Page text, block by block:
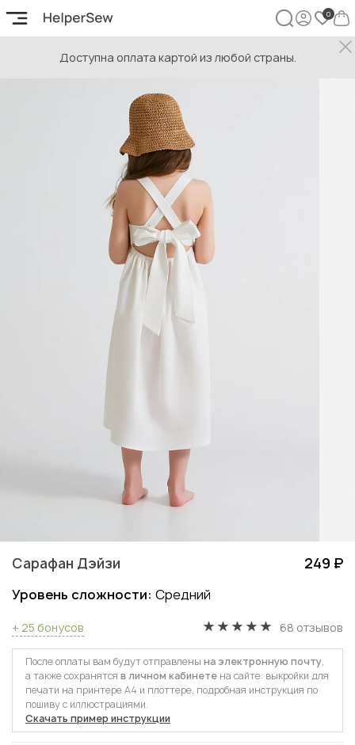
Доступна оплата картой из любой страны.
Сарафан Дэйзи 249 ₽
Уровень сложности: Средний
+ 25 бонусов 68 отзывов
После оплаты вам будут отправлены на электронную почту,
а также сохранятся в личном кабинете на сайте: выкройки для
печати на принтере А4 и плоттере, подробная инструкция по
пошиву с иллюстрациями.
Скачать пример инструкции